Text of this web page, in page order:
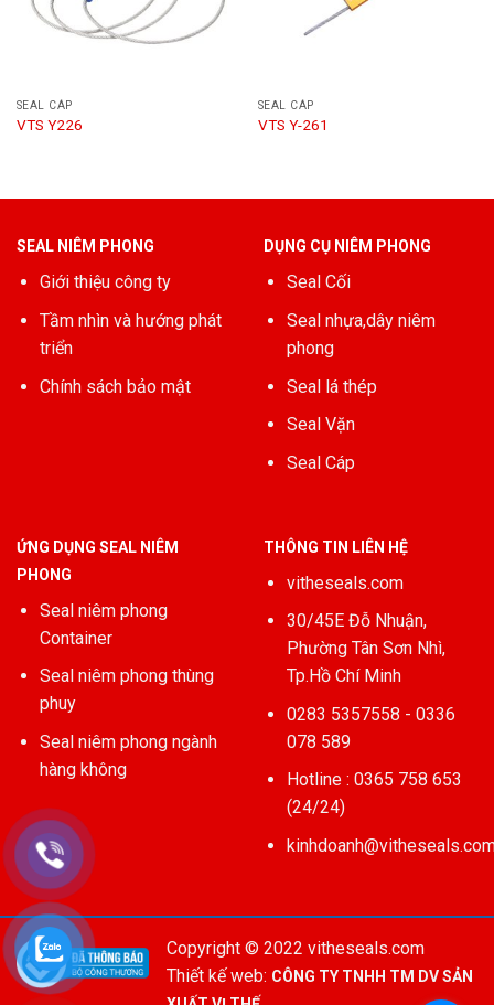
SEAL CÁP
VTS Y226
SEAL CÁP
VTS Y-261
SEAL NIÊM PHONG
Giới thiệu công ty
Tầm nhìn và hướng phát
triển
Chính sách bảo mật
DỤNG CỤ NIÊM PHONG
Seal Cối
Seal nhựa,dây niêm
phong
Seal lá thép
Seal Vặn
Seal Cáp
ỨNG DỤNG SEAL NIÊM
PHONG
Seal niêm phong
Container
Seal niêm phong thùng
phuy
Seal niêm phong ngành
hàng không
THÔNG TIN LIÊN HỆ
vitheseals.com
30/45E Đỗ Nhuận,
Phường Tân Sơn Nhì,
Tp.Hồ Chí Minh
0283 5357558 - 0336
078 589
Hotline : 0365 758 653
(24/24)
Copyright © 2022 vitheseals.com
Thiết kế web: CÔNG TY TNHH TM DV SẢN